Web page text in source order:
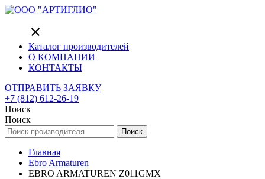
close
Каталог производителей
О КОМПАНИИ
КОНТАКТЫ
ОТПРАВИТЬ ЗАЯВКУ
+7 (812) 612-26-19
Поиск
Поиск
Поиск
Главная
Ebro Armaturen
EBRO ARMATUREN Z011GMX